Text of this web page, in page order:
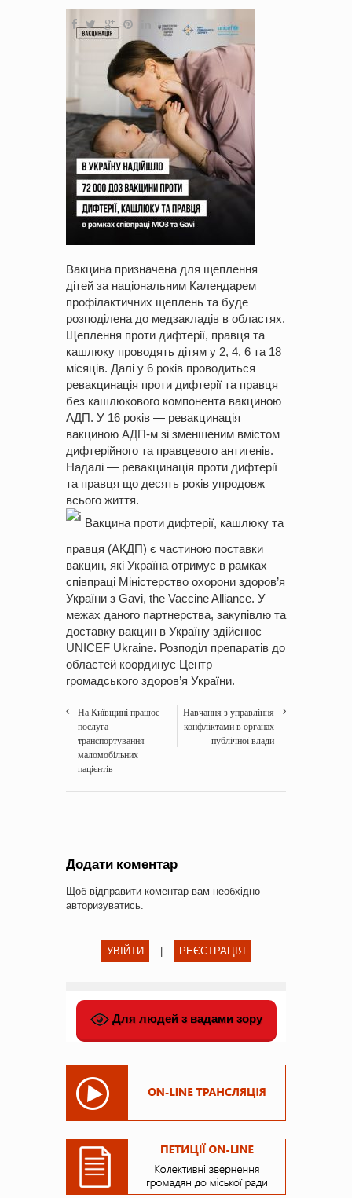
Вакцина призначена для щеплення
дітей за національним Календарем
профілактичних щеплень та буде
розподілена до медзакладів в областях.
Щеплення проти дифтерії, правця та
кашлюку проводять дітям у 2, 4, 6 та 18
місяців. Далі у 6 років проводиться
ревакцинація проти дифтерії та правця
без кашлюкового компонента вакциною
АДП. У 16 років — ревакцинація
вакциною АДП-м зі зменшеним вмістом
дифтерійного та правцевого антигенів.
Надалі — ревакцинація проти дифтерії
та правця що десять років упродовж
всього життя.
Вакцина проти дифтерії, кашлюку та
правця (АКДП) є частиною поставки
вакцин, які Україна отримує в рамках
співпраці Міністерство охорони здоров’я
України з Gavi, the Vaccine Alliance. У
межах даного партнерства, закупівлю та
доставку вакцин в Україну здійснює
UNICEF Ukraine. Розподіл препаратів до
областей координує Центр
громадського здоров’я України.
На Київщині працює
послуга
транспортування
маломобільних
пацієнтів
Навчання з управління
конфліктами в органах
публічної влади
Додати коментар
Щоб відправити коментар вам необхідно
авторизуватись.
УВІЙТИ РЕЄСТРАЦІЯ
Для людей з вадами зору